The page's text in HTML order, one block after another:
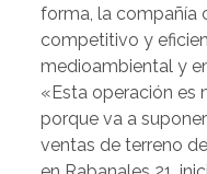
forma, la compañía
competitivo y
medioambiental y
«Esta operación es
porque va a
ventas de terreno